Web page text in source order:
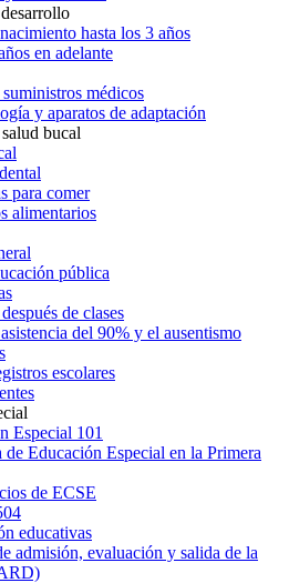
hasta los 3 años
en adelante
médicos
y aparatos de adaptación
bucal
para comer
alimentarios
pública
de clases
del 90% y el ausentismo
escolares
Especial 101
de Educación Especial en la Primera
de ECSE
educativas
admisión, evaluación y salida de la